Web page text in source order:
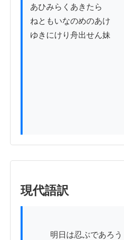
あひみらくあきたら
ねともいなのめのあけ
ゆきにけり舟出せん妹
現代語訳